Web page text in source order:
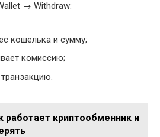
→ Withdraw:
кошелька и сумму;
комиссию;
работает криптообменник и